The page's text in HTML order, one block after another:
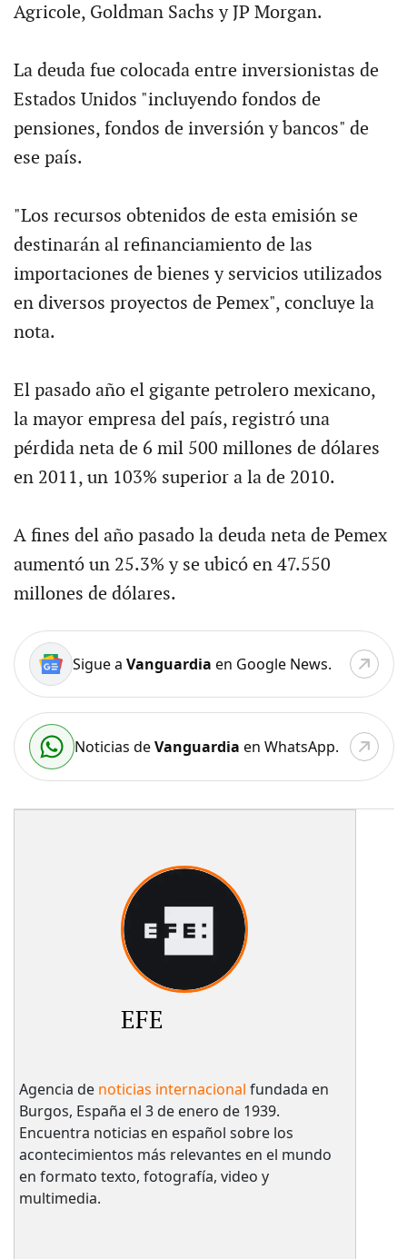
Agricole, Goldman Sachs y JP Morgan.
La deuda fue colocada entre inversionistas de
Estados Unidos "incluyendo fondos de
pensiones, fondos de inversión y bancos" de
ese país.
"Los recursos obtenidos de esta emisión se
destinarán al refinanciamiento de las
importaciones de bienes y servicios utilizados
en diversos proyectos de Pemex", concluye la
nota.
El pasado año el gigante petrolero mexicano,
la mayor empresa del país, registró una
pérdida neta de 6 mil 500 millones de dólares
en 2011, un 103% superior a la de 2010.
A fines del año pasado la deuda neta de Pemex
aumentó un 25.3% y se ubicó en 47.550
millones de dólares.
Sigue a Vanguardia en Google News.
Noticias deVanguardia en WhatsApp.
EFE
Agencia de noticias internacional fundada en
Burgos, España el 3 de enero de 1939.
Encuentra noticias en español sobre los
acontecimientos más relevantes en el mundo
en formato texto, fotografía, video y
multimedia.